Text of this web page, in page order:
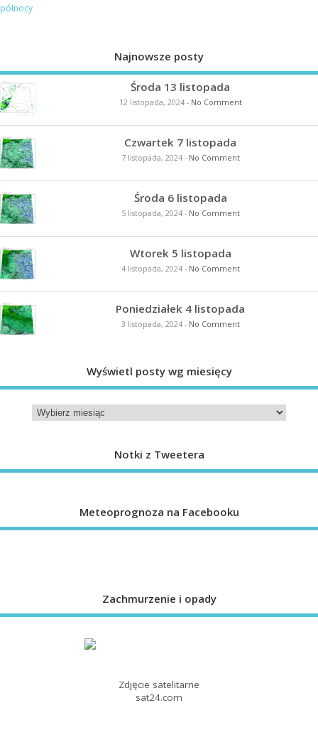
północy
Najnowsze posty
Środa 13 listopada
12 listopada, 2024- No Comment
Czwartek 7 listopada
7 listopada, 2024- No Comment
Środa 6 listopada
5 listopada, 2024- No Comment
Wtorek 5 listopada
4 listopada, 2024- No Comment
Poniedziałek 4 listopada
3 listopada, 2024- No Comment
Wyświetl posty wg miesięcy
Notki z Tweetera
Meteoprognoza na Facebooku
Zachmurzenie i opady
Zdjęcie satelitarne
sat24.com